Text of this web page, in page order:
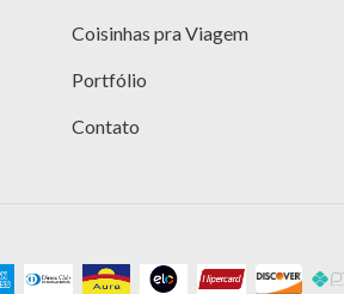
Coisinhas pra Viagem
Portfólio
Contato